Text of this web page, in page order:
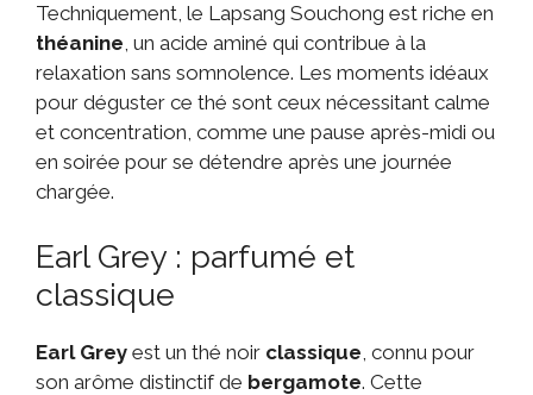
Techniquement, le Lapsang Souchong est riche en
théanine, un acide aminé qui contribue à la
relaxation sans somnolence. Les moments idéaux
pour déguster ce thé sont ceux nécessitant calme
et concentration, comme une pause après-midi ou
en soirée pour se détendre après une journée
chargée.
Earl Grey : parfumé et
classique
Earl Grey est un thé noir classique , connu pour
son arôme distinctif de bergamote. Cette